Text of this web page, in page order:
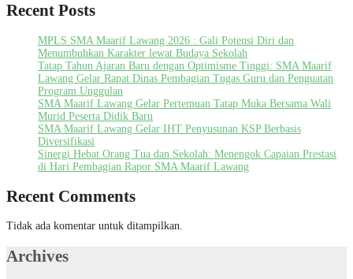
Recent Posts
MPLS SMA Maarif Lawang 2026 : Gali Potensi Diri dan
Menumbuhkan Karakter lewat Budaya Sekolah
Tatap Tahun Ajaran Baru dengan Optimisme Tinggi: SMA Maarif
Lawang Gelar Rapat Dinas Pembagian Tugas Guru dan Penguatan
Program Unggulan
SMA Maarif Lawang Gelar Pertemuan Tatap Muka Bersama Wali
Murid Peserta Didik Baru
SMA Maarif Lawang Gelar IHT Penyusunan KSP Berbasis
Diversifikasi
Sinergi Hebat Orang Tua dan Sekolah: Menengok Capaian Prestasi
di Hari Pembagian Rapor SMA Maarif Lawang
Recent Comments
Tidak ada komentar untuk ditampilkan.
Archives